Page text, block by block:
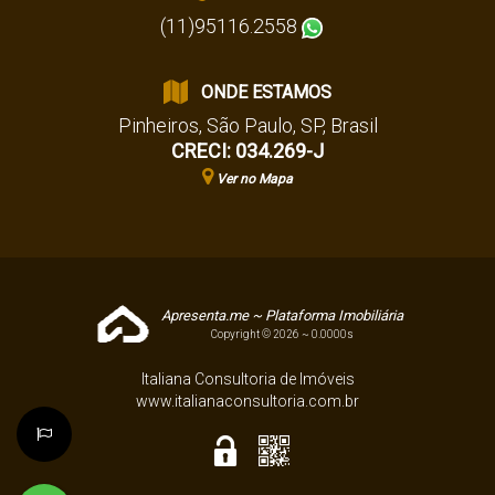
(11)95116.2558
ONDE ESTAMOS
Pinheiros, São Paulo, SP, Brasil
CRECI: 034.269-J
Ver no Mapa
Apresenta.me ~ Plataforma Imobiliária
Copyright © 2026 ~ 0.0000s
Italiana Consultoria de Imóveis
www.italianaconsultoria.com.br